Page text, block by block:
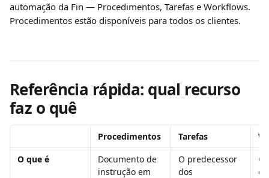
automação da Fin — Procedimentos, Tarefas e Workflows.
Procedimentos estão disponíveis para todos os clientes.
Referência rápida: qual recurso
faz o quê
Procedimentos Tarefas
O que é
Documento de
instrução em
O predecessor
dos